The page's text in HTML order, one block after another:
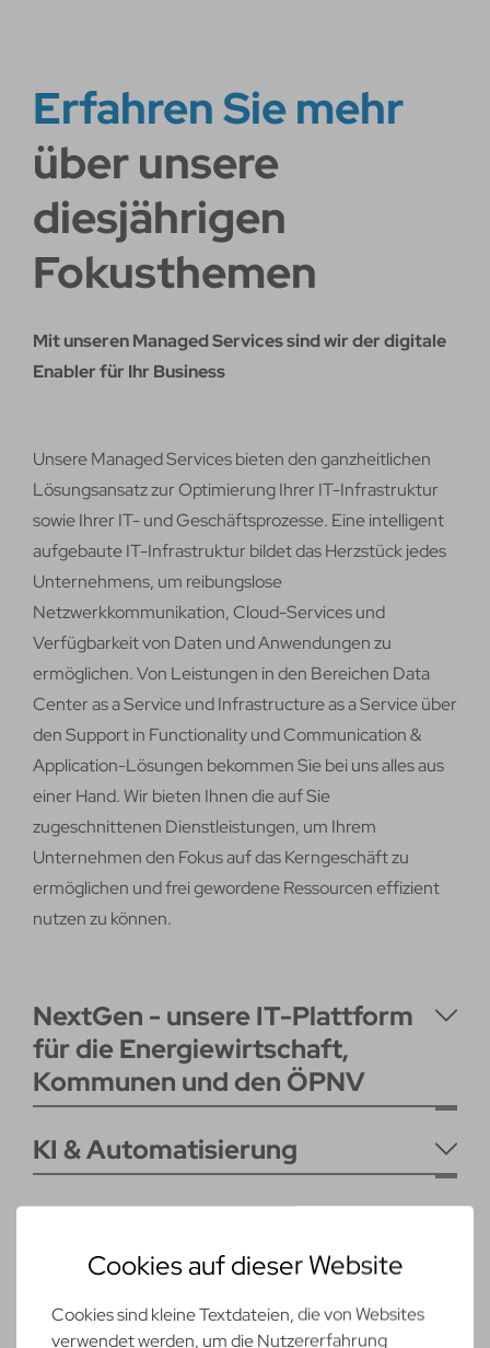
Erfahren Sie mehr
über unsere
diesjährigen
Fokusthemen
Mit unseren Managed Services sind wir der digitale
Enabler für Ihr Business
Unsere Managed Services bieten den ganzheitlichen
Lösungsansatz zur Optimierung Ihrer IT-Infrastruktur
sowie Ihrer IT- und Geschäftsprozesse. Eine intelligent
aufgebaute IT-Infrastruktur bildet das Herzstück jedes
Unternehmens, um reibungslose
Netzwerkkommunikation, Cloud-Services und
Verfügbarkeit von Daten und Anwendungen zu
ermöglichen. Von Leistungen in den Bereichen Data
Center as a Service und Infrastructure as a Service über
den Support in Functionality und Communication &
Application-Lösungen bekommen Sie bei uns alles aus
einer Hand. Wir bieten Ihnen die auf Sie
zugeschnittenen Dienstleistungen, um Ihrem
Unternehmen den Fokus auf das Kerngeschäft zu
ermöglichen und frei gewordene Ressourcen effizient
nutzen zu können.
NextGen - unsere IT-Plattform
für die Energiewirtschaft,
Kommunen und den ÖPNV
KI & Automatisierung
Smart Metering
Cookies auf dieser Website
Cookies sind kleine Textdateien, die von Websites
verwendet werden, um die Nutzererfahrung